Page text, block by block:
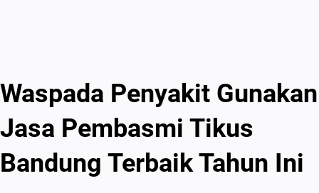
Waspada Penyakit Gunakan
Jasa Pembasmi Tikus
Bandung Terbaik Tahun Ini